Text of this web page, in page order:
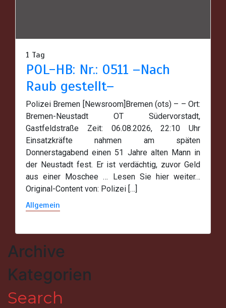
1 Tag
POL-HB: Nr.: 0511 –Nach
Raub gestellt–
Polizei Bremen [Newsroom]Bremen (ots) – – Ort:
Bremen-Neustadt OT Südervorstadt,
Gastfeldstraße Zeit: 06.08.2026, 22:10 Uhr
Einsatzkräfte nahmen am späten
Donnerstagabend einen 51 Jahre alten Mann in
der Neustadt fest. Er ist verdächtig, zuvor Geld
aus einer Moschee … Lesen Sie hier weiter…
Original-Content von: Polizei […]
Allgemein
Archive
Kategorien
Search